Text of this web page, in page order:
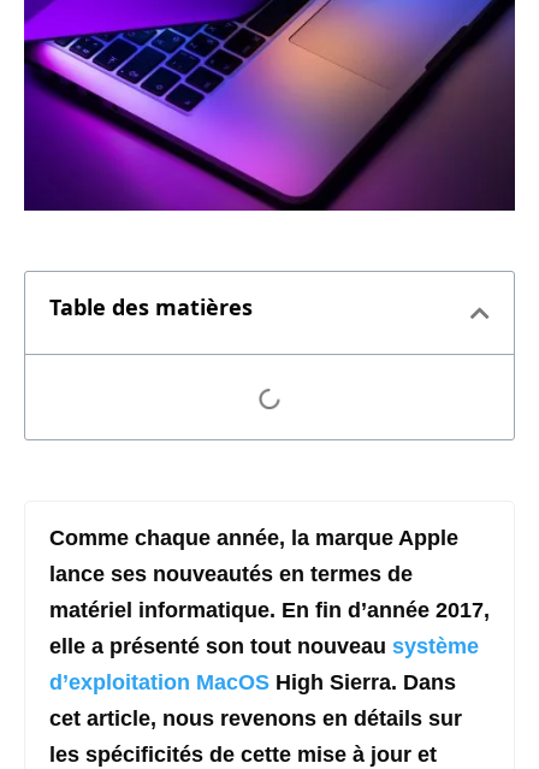
Table des matières
Comme chaque année, la marque Apple
lance ses nouveautés en termes de
matériel informatique. En fin d’année 2017,
elle a présenté son tout nouveau système
d’exploitation MacOS High Sierra. Dans
cet article, nous revenons en détails sur
les spécificités de cette mise à jour et